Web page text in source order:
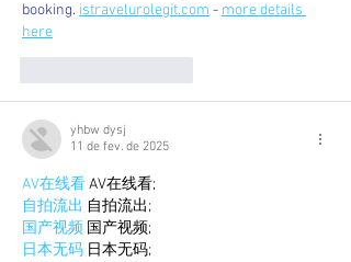
booking. istravelurolegit.com - more details
here
yhbw dysj
11 de fev. de 2025
AV在线看 AV在线看;
自拍流出 自拍流出;
国产视频 国产视频;
日本无码 日本无码;